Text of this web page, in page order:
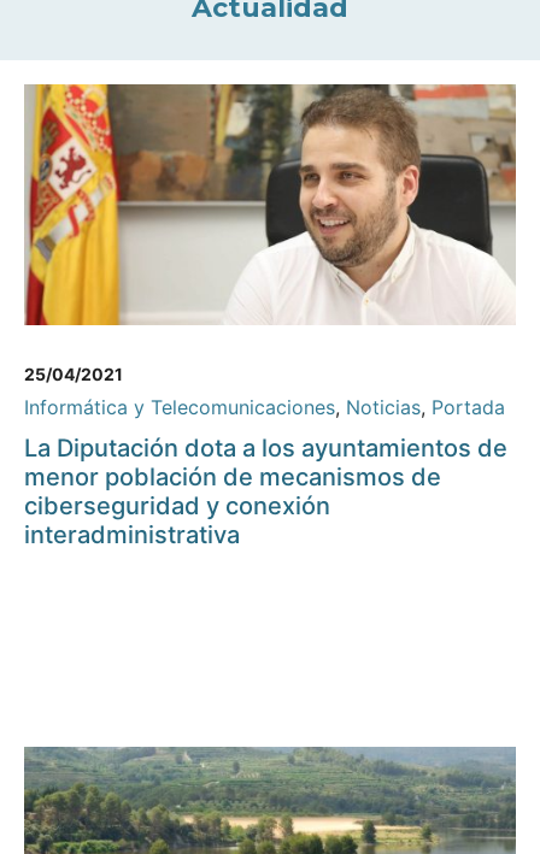
Actualidad
25/04/2021
Informática y Telecomunicaciones, Noticias, Portada
La Diputación dota a los ayuntamientos de
menor población de mecanismos de
ciberseguridad y conexión
interadministrativa